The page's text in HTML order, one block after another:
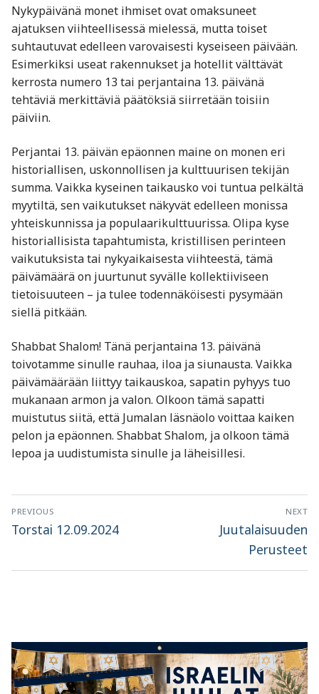
Nykypäivänä monet ihmiset ovat omaksuneet
ajatuksen viihteellisessä mielessä, mutta toiset
suhtautuvat edelleen varovaisesti kyseiseen päivään.
Esimerkiksi useat rakennukset ja hotellit välttävät
kerrosta numero 13 tai perjantaina 13. päivänä
tehtäviä merkittäviä päätöksiä siirretään toisiin
päiviin.
Perjantai 13. päivän epäonnen maine on monen eri
historiallisen, uskonnollisen ja kulttuurisen tekijän
summa. Vaikka kyseinen taikausko voi tuntua pelkältä
myytiltä, sen vaikutukset näkyvät edelleen monissa
yhteiskunnissa ja populaarikulttuurissa. Olipa kyse
historiallisista tapahtumista, kristillisen perinteen
vaikutuksista tai nykyaikaisesta viihteestä, tämä
päivämäärä on juurtunut syvälle kollektiiviseen
tietoisuuteen – ja tulee todennäköisesti pysymään
siellä pitkään.
Shabbat Shalom! Tänä perjantaina 13. päivänä
toivotamme sinulle rauhaa, iloa ja siunausta. Vaikka
päivämäärään liittyy taikauskoa, sapatin pyhyys tuo
mukanaan armon ja valon. Olkoon tämä sapatti
muistutus siitä, että Jumalan läsnäolo voittaa kaiken
pelon ja epäonnen. Shabbat Shalom, ja olkoon tämä
lepoa ja uudistumista sinulle ja läheisillesi.
Artikkelien
selaus
PREVIOUS
Previous
Torstai 12.09.2024
NEXT
Next
Juutalaisuuden
Perusteet